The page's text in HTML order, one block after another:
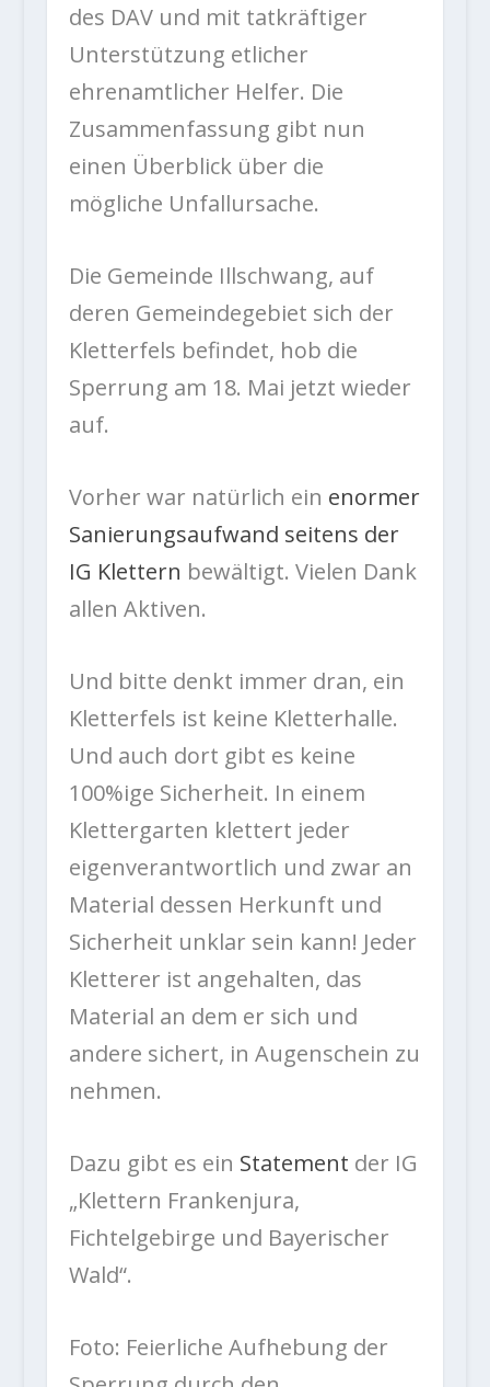
des DAV und mit tatkräftiger
Unterstützung etlicher
ehrenamtlicher Helfer. Die
Zusammenfassung gibt nun
einen Überblick über die
mögliche Unfallursache.
Die Gemeinde Illschwang, auf
deren Gemeindegebiet sich der
Kletterfels befindet, hob die
Sperrung am 18. Mai jetzt wieder
auf.
Vorher war natürlich ein enormer
Sanierungsaufwand seitens der
IG Klettern bewältigt. Vielen Dank
allen Aktiven.
Und bitte denkt immer dran, ein
Kletterfels ist keine Kletterhalle.
Und auch dort gibt es keine
100%ige Sicherheit. In einem
Klettergarten klettert jeder
eigenverantwortlich und zwar an
Material dessen Herkunft und
Sicherheit unklar sein kann! Jeder
Kletterer ist angehalten, das
Material an dem er sich und
andere sichert, in Augenschein zu
nehmen.
Dazu gibt es ein Statement der IG
„Klettern Frankenjura,
Fichtelgebirge und Bayerischer
Wald“.
Foto: Feierliche Aufhebung der